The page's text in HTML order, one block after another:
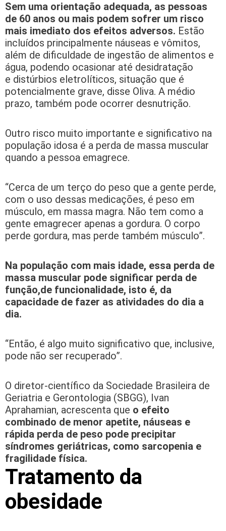
Sem uma orientação adequada, as pessoas
de 60 anos ou mais podem sofrer um risco
mais imediato dos efeitos adversos. Estão
incluídos principalmente náuseas e vômitos,
além de dificuldade de ingestão de alimentos e
água, podendo ocasionar até desidratação
e distúrbios eletrolíticos, situação que é
potencialmente grave, disse Oliva. A médio
prazo, também pode ocorrer desnutrição.
Outro risco muito importante e significativo na
população idosa é a perda de massa muscular
quando a pessoa emagrece.
“Cerca de um terço do peso que a gente perde,
com o uso dessas medicações, é peso em
músculo, em massa magra. Não tem como a
gente emagrecer apenas a gordura. O corpo
perde gordura, mas perde também músculo”.
Na população com mais idade, essa perda de
massa muscular pode significar perda de
função,de funcionalidade, isto é, da
capacidade de fazer as atividades do dia a
dia.
“Então, é algo muito significativo que, inclusive,
pode não ser recuperado”.
O diretor-científico da Sociedade Brasileira de
Geriatria e Gerontologia (SBGG), Ivan
Aprahamian, acrescenta que o efeito
combinado de menor apetite, náuseas e
rápida perda de peso pode precipitar
síndromes geriátricas, como sarcopenia e
fragilidade física.
Tratamento da
obesidade